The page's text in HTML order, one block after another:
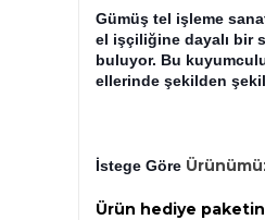
Gümüş tel işleme
el işçiliğine dayalı bir
buluyor. Bu
ellerinde şekilden
İstege Göre
Ürün hediye